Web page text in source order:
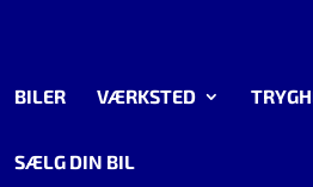
BILER VÆRKSTED
SÆLG DIN BIL